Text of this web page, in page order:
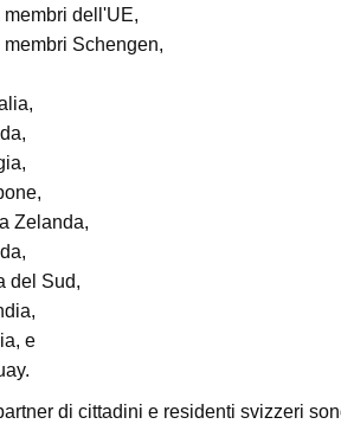
membri dell'UE,
membri Schengen,
Zelanda,
del Sud,
e
di cittadini e residenti svizzeri